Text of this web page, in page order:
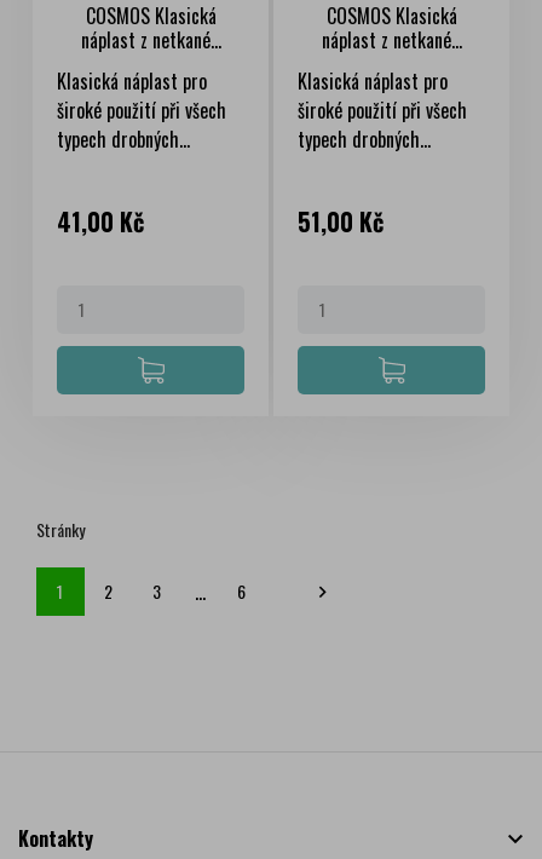
COSMOS Klasická
náplast z netkané...
Klasická náplast pro
široké použití při všech
typech drobných...
Cena
41,00 Kč
COSMOS Klasická
náplast z netkané...
Klasická náplast pro
široké použití při všech
typech drobných...
Cena
51,00 Kč
Stránky
1 2 3 … 6 
Kontakty
